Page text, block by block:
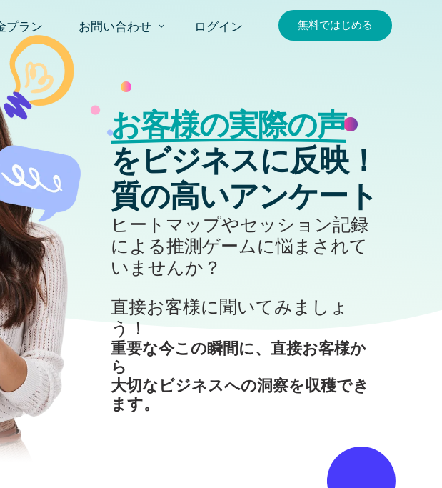
ョン
ール
プラン お問い合わせ
お問い合わせ
資料請求
ログイン 無料ではじめる
お客様の実際の声
をビジネスに反映！
質の高いアンケート
ヒートマップやセッション記録
による推測ゲームに悩まされて
いませんか？
直接お客様に聞いてみましょ
う！
重要な今この瞬間に、直接お客様か
ら
大切なビジネスへの洞察を収穫でき
ます。